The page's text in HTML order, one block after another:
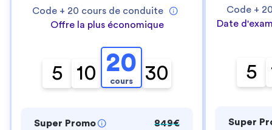
Code + 20 cours de conduite
Offre la plus économique
5 10 20
cours 30
Super Promo
849€
Code +
Date
5
Super